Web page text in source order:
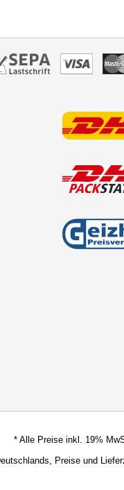
* Alle Preise inkl. 19%
Preise und